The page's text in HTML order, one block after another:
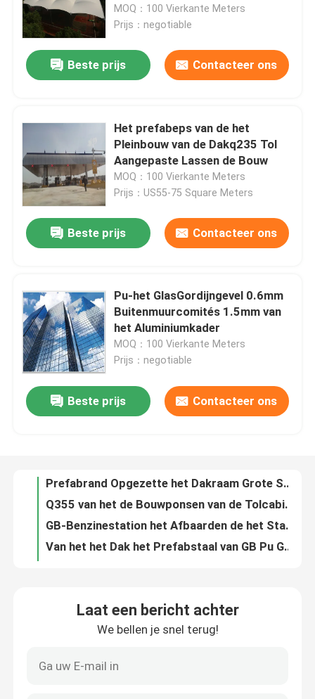
Huis
Producten
Contacteer ons
Nieuws
Autoparkeren
MOQ：100 Vierkante Meters
Prijs：negotiable
Beste prijs Contacteer ons
Het prefabeps van de het
Pleinbouw van de Dakq235 Tol
Aangepaste Lassen de Bouw
MOQ：100 Vierkante Meters
Prijs：US55-75 Square Meters
Beste prijs Contacteer ons
Pu-het GlasGordijngevel 0.6mm
Buitenmuurcomités 1.5mm van
het Aluminiumkader
MOQ：100 Vierkante Meters
Prijs：negotiable
Beste prijs Contacteer ons
Q345 van het het Dakraam Holle Gelamineerde Aangemaakte Vlakke Dak van de Dakkoepel de Koepellichten 960mm
Van het het Dak het Prefabstaal van GB Pu Gegalvaniseerde Stadion van het de Structuur Ruimtekader
Het lastcapaciteit Geprefabriceerde van het de Bundelontwerp van het Staaldak Ruimtekader Q235
S235JR enig Ruimte het Kaderbundel Geprefabriceerd GB Dak van het Laagnet
Van het de Grote Spanwijdtestadion van GB Q345 het Staalstructuur 50mm Dak met Sterke Duurzaamheid
Laat een bericht achter
We bellen je snel terug!